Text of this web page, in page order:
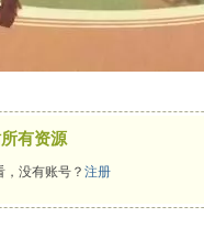
有资源
没有账号？ 注册